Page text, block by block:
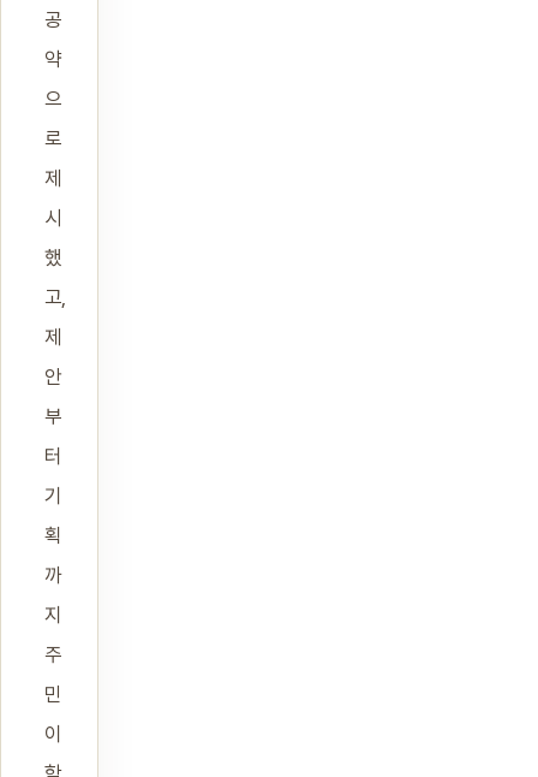
공
약
으
로
제
시
했
고,
제
안
부
터
기
획
까
지
주
민
이